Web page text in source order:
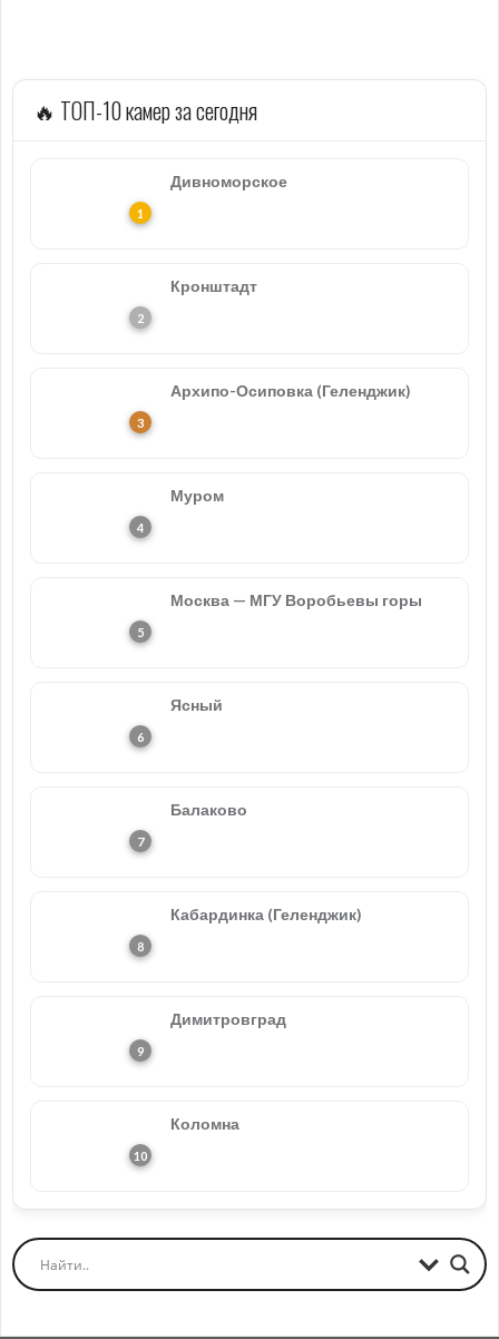
🔥 ТОП-10 камер за сегодня
Дивноморское
Кронштадт
Архипо-Осиповка (Геленджик)
Муром
Москва — МГУ Воробьевы горы
Ясный
Балаково
Кабардинка (Геленджик)
Димитровград
Коломна